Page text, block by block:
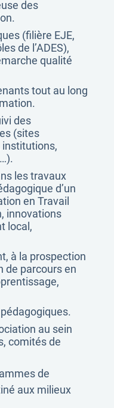
des
(filière EJE,
de l’ADES),
qualité
tout au long
des
(sites
les travaux
d’un
en Travail
innovations
local,
à la prospection
de parcours en
au sein
comités de
de
aux milieux